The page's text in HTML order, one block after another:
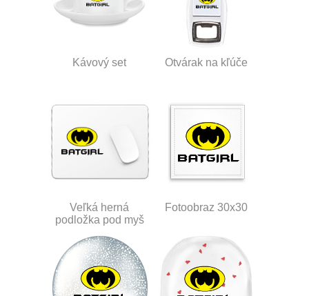
Kávový set Otvárak na kľúče
Veľká herná
podložka pod myš
Fotoobraz 30x30